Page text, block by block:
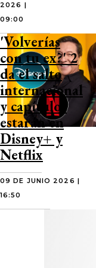
2026 |
09:00
'Volverías
con tu ex?' 2
da el salto
internacional
y capítulos
estarán en
Disney+ y
Netflix
09 DE JUNIO 2026 |
16:50